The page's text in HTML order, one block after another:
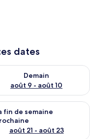
dates
8 - août 9
Demain
août 9 - août 10
la disponibilité pour
semaine août 14 -
fin de semaine
août 21 - août 23
la disponibilité pour